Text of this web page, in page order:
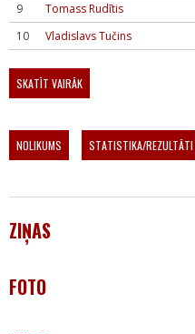
9
Tomass Rudītis
10
Vladislavs Tučins
SKATĪT VAIRĀK
NOLIKUMS STATISTIKA/REZULTĀTI
ZIŅAS
FOTO